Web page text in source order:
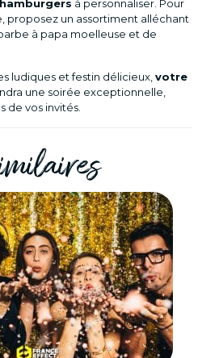
à personnaliser. Pour
proposez un assortiment alléchant
à papa moelleuse et de
ludiques et festin délicieux, votre
une soirée exceptionnelle,
de vos invités.